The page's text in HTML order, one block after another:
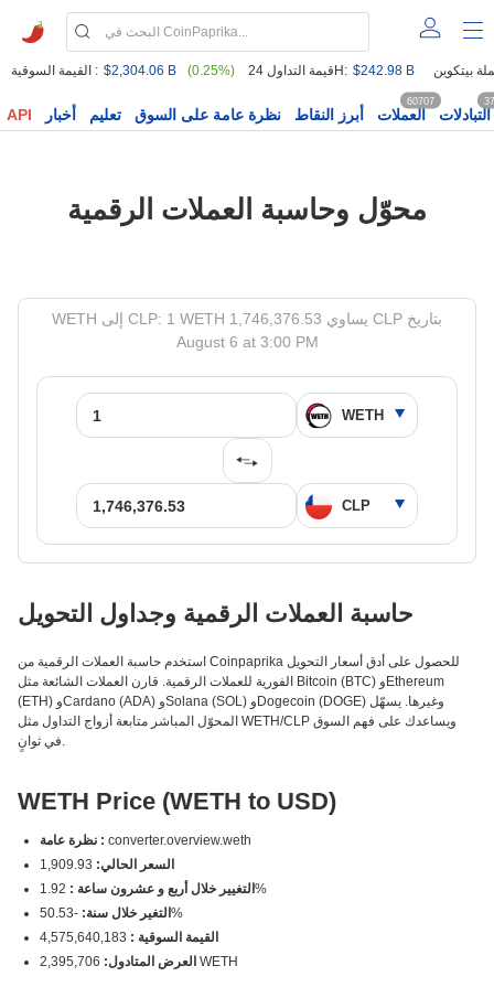
القيمة السوقية : $2,304.06 B (0.25%) قيمة التداول 24H: $242.98 B
API أخبار تعليم نظرة عامة على السوق أبرز النقاط العملات
60707
التبادلات
محوّل وحاسبة العملات الرقمية
WETH إلى CLP: 1 WETH يساوي 1,746,376.53 CLP بتاريخ
August 6 at 3:00 PM
حاسبة العملات الرقمية وجداول التحويل
استخدم حاسبة العملات الرقمية من Coinpaprika للحصول على أدق أسعار التحويل
الفورية للعملات الرقمية. قارن العملات الشائعة مثل Bitcoin (BTC) وEthereum
(ETH) وCardano (ADA) وSolana (SOL) وDogecoin (DOGE) وغيرها. يسهّل
المحوّل المباشر متابعة أزواج التداول مثل WETH/CLP ويساعدك على فهم السوق
في ثوانٍ.
WETH Price (WETH to USD)
نظرة عامة : converter.overview.weth
السعر الحالي:
التغيير خلال أربع و عشرون ساعة : 1.92%
التغير خلال سنة: -50.53%
القيمة السوقية :
العرض المتادول: 2,395,706 WETH